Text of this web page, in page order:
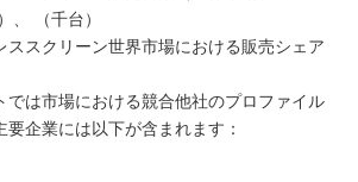
、 （千台）
ススクリーン世界市場における販売シェア
では市場における競合他社のプロファイル
要企業には以下が含まれます：